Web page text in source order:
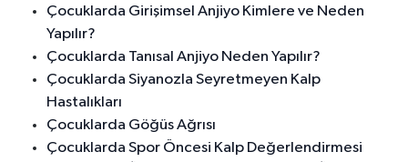
Çocuklarda Girişimsel Anjiyo Kimlere ve Neden
Yapılır?
Çocuklarda Tanısal Anjiyo Neden Yapılır?
Çocuklarda Siyanozla Seyretmeyen Kalp
Hastalıkları
Çocuklarda Göğüs Ağrısı
Çocuklarda Spor Öncesi Kalp Değerlendirmesi